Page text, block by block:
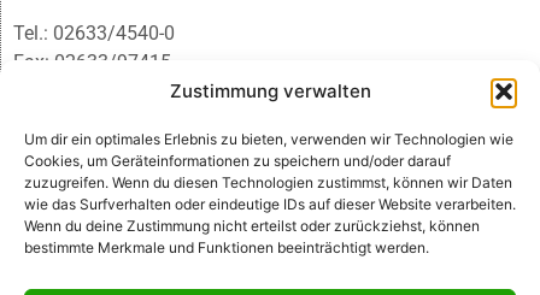
Zustimmung verwalten
Um dir ein optimales Erlebnis zu bieten, verwenden wir Technologien wie
Cookies, um Geräteinformationen zu speichern und/oder darauf
zuzugreifen. Wenn du diesen Technologien zustimmst, können wir Daten
wie das Surfverhalten oder eindeutige IDs auf dieser Website verarbeiten.
Wenn du deine Zustimmung nicht erteilst oder zurückziehst, können
bestimmte Merkmale und Funktionen beeinträchtigt werden.
Tel.: 02633/4540-0
Fax: 02633/97415
infobb@blmedien.de